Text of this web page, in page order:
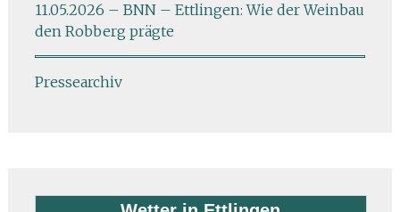
11.05.2026 – BNN – Ettlingen: Wie der Weinbau
den Robberg prägte
Pressearchiv